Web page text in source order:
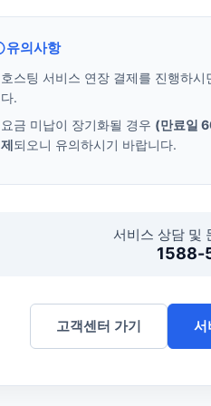
유의사항
호스팅 서비스 연장 결제를 진행하시
다.
요금 미납이 장기화될 경우 (만료일
제되오니 유의하시기 바랍니다.
서비스 상담 및
1588-
고객센터 가기 서